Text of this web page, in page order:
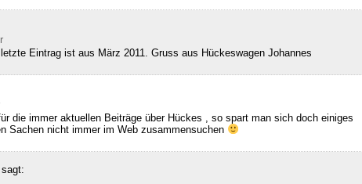
Eintrag ist aus März 2011. Gruss aus Hückeswagen Johannes
die immer aktuellen Beiträge über Hückes , so spart man sich doch einiges
Sachen nicht immer im Web zusammensuchen
sagt: